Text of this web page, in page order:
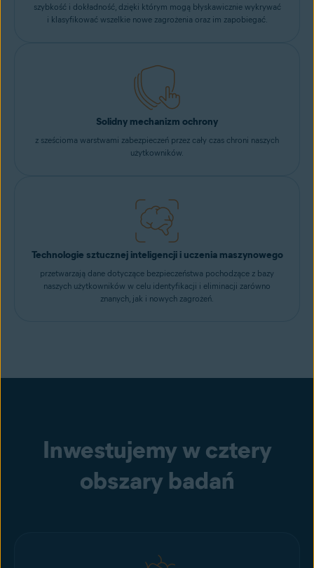
szybkość i dokładność, dzięki którym mogą błyskawicznie wykrywać
i klasyfikować wszelkie nowe zagrożenia oraz im zapobiegać.
Solidny mechanizm ochrony
z sześcioma warstwami zabezpieczeń przez cały czas chroni naszych
użytkowników.
Technologie sztucznej inteligencji i uczenia maszynowego
przetwarzają dane dotyczące bezpieczeństwa pochodzące z bazy
naszych użytkowników w celu identyfikacji i eliminacji zarówno
znanych, jak i nowych zagrożeń.
Inwestujemy w cztery
obszary badań